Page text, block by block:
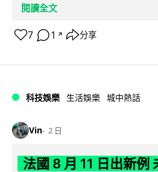
閱讀全文
7 1 ↗ 分享
科技娛樂 生活娛樂 城中熱話
Vin 2 日
法國 8 月 11 日出新例